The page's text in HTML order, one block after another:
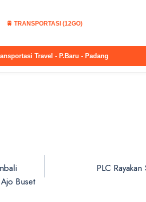
🚆 TRANSPORTASI (12GO)
Travel - P.Baru - Padang
Buset
PLC